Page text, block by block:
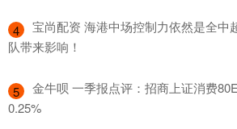
4
宝尚配资 海港中场控制力依然是全中
队带来影响！
5
金牛呗 一季报点评：招商上证消费
0.25%